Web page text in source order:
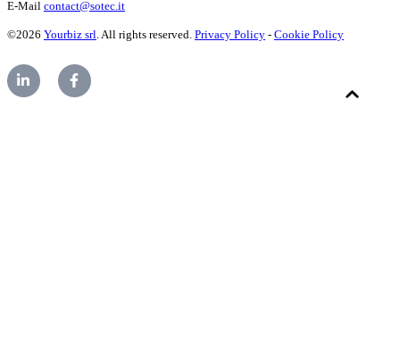
E-Mail contact@sotec.it
©2026 Yourbiz srl . All rights reserved. Privacy Policy - Cookie Policy